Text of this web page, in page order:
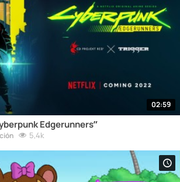
02:59
Edgerunners”
5,4k